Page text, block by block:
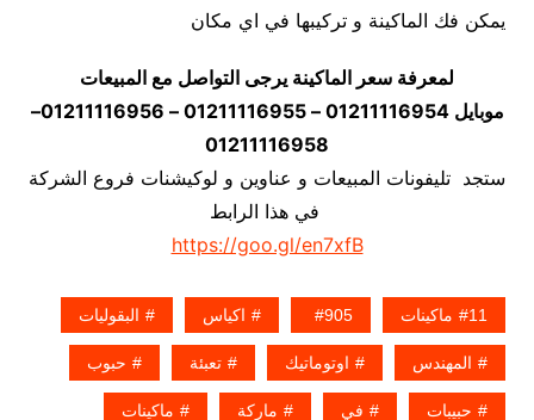
يمكن فك الماكينة و تركيبها في اي مكان
لمعرفة سعر الماكينة يرجى التواصل مع المبيعات
موبايل 01211116954 – 01211116955 – 01211116956–
01211116958
ستجد تليفونات المبيعات و عناوين و لوكيشنات فروع الشركة
في هذا الرابط
https://goo.gl/en7xfB
11ماكينات 905 اكياس البقوليات
المهندس اوتوماتيك تعبئة حبوب
حبيبات في ماركة ماكينات